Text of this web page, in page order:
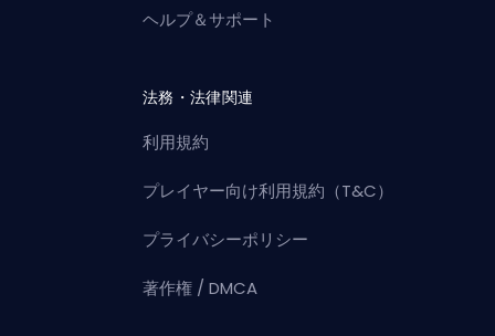
ヘルプ＆サポート
法務・法律関連
利用規約
プレイヤー向け利用規約（T&C）
プライバシーポリシー
著作権 / DMCA